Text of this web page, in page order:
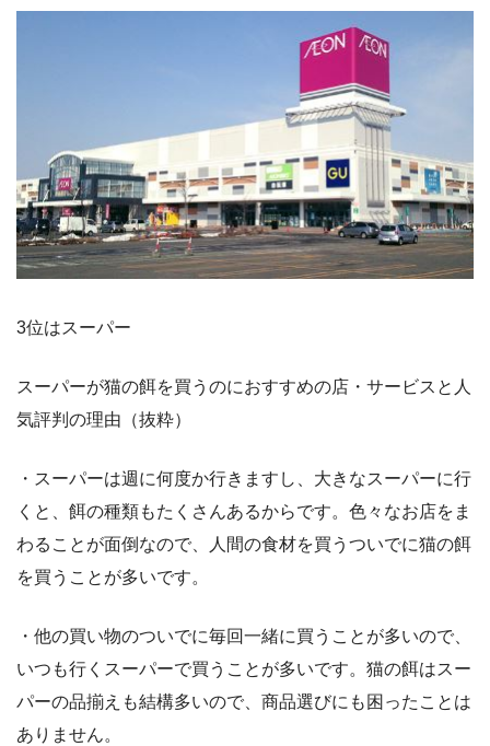
3位はスーパー
スーパーが猫の餌を買うのにおすすめの店・サービスと人
気評判の理由（抜粋）
・スーパーは週に何度か行きますし、大きなスーパーに行
くと、餌の種類もたくさんあるからです。色々なお店をま
わることが面倒なので、人間の食材を買うついでに猫の餌
を買うことが多いです。
・他の買い物のついでに毎回一緒に買うことが多いので、
いつも行くスーパーで買うことが多いです。猫の餌はスー
パーの品揃えも結構多いので、商品選びにも困ったことは
ありません。